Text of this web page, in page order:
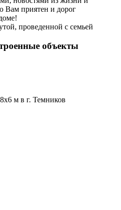
Вам приятен и дорог
проведенной с семьей
объекты
м в г. Темников